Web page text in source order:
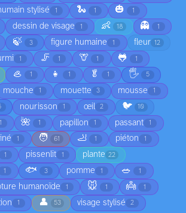
stylisé 1 🐍 1 🎃 1
dessin de visage 1 👶 18 👻 1
🍃 3 figure humaine 1 fleur 12
1 🦵 1 🦒 1 🐸 1
🦪 1 👧 1 🥬 1 🖐️ 5
mouche 1 mouette 3 mousse 1
nourisson 1 œil 2 🐦 10
1 🌺 1 papillon 1 passant 1
1 🧑 61 🦶 1 piéton 1
1 pissenlit 1 plante 22
1 🐟 3 pomme 1 🥗 1
humanoïde 1 🐭 1 👼 1
1 👤 53 visage stylisé 2